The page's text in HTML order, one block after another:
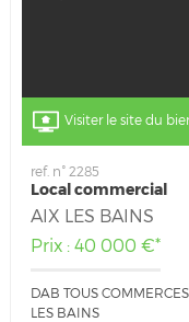
Visiter le site du
ref. n° 2285
Local commercial
AIX LES BAINS
Prix : 40 000 €*
DAB TOUS
LES BAINS